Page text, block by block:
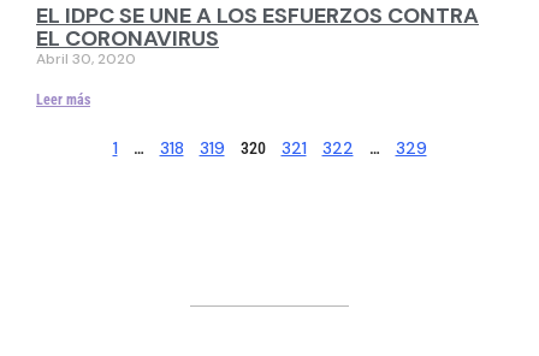
EL IDPC SE UNE A LOS ESFUERZOS CONTRA
EL CORONAVIRUS
Abril 30, 2020
Leer más
1 … 318 319 320 321 322 … 329